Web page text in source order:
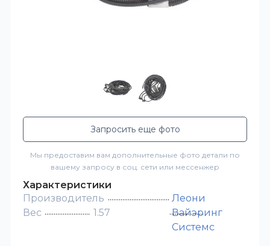
Запросить еще фото
Мы предоставим вам дополнительные фото детали по
вашему запросу в соц. сети или мессенжер
Характеристики
Производитель
Леони
Вайэринг
Системс
Вес 1.57